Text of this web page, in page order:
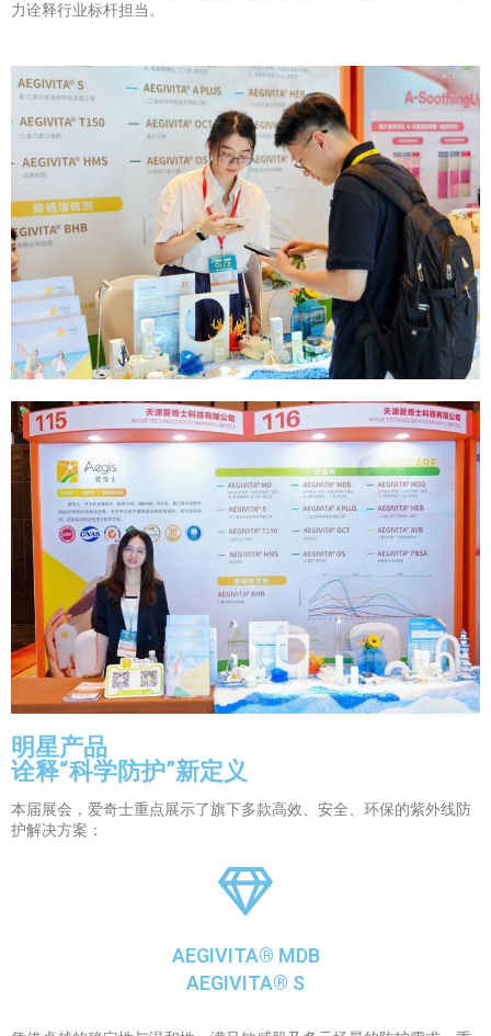
力诠释行业标杆担当。
明星产品
诠释“科学防护”新定义
本届展会，爱奇士重点展示了旗下多款高效、安全、环保的紫外线防
护解决方案：
AEGIVITA® MDB
AEGIVITA® S